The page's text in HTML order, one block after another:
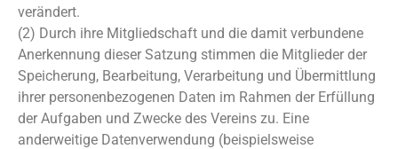
verändert.
(2) Durch ihre Mitgliedschaft und die damit verbundene
Anerkennung dieser Satzung stimmen die Mitglieder der
Speicherung, Bearbeitung, Verarbeitung und Übermittlung
ihrer personenbezogenen Daten im Rahmen der Erfüllung
der Aufgaben und Zwecke des Vereins zu. Eine
anderweitige Datenverwendung (beispielsweise